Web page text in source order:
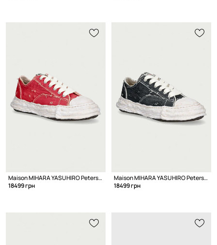
Maison MIHARA YASUHIRO Peterson 23 кеды низкие
18499 грн
Maison MIHARA YASUHIRO Peterson 23 кеды низкие
18499 грн